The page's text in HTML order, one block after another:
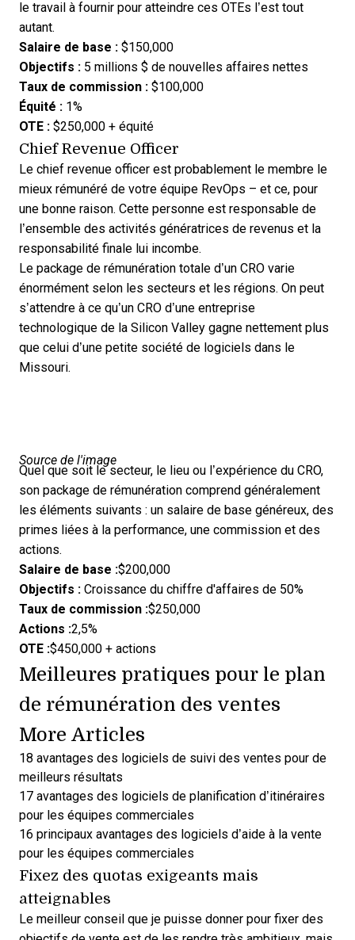
le travail à fournir pour atteindre ces OTEs l’est tout
autant.
Salaire de base : $150,000
Objectifs : 5 millions $ de nouvelles affaires nettes
Taux de commission : $100,000
Équité : 1%
OTE : $250,000 + équité
Chief Revenue Officer
Le chief revenue officer est probablement le membre le
mieux rémunéré de votre équipe RevOps – et ce, pour
une bonne raison. Cette personne est responsable de
l’ensemble des activités génératrices de revenus et la
responsabilité finale lui incombe.
Le package de rémunération totale d’un CRO varie
énormément selon les secteurs et les régions. On peut
s’attendre à ce qu’un CRO d’une entreprise
technologique de la Silicon Valley gagne nettement plus
que celui d’une petite société de logiciels dans le
Missouri.
Source de l'image
Quel que soit le secteur, le lieu ou l’expérience du CRO,
son package de rémunération comprend généralement
les éléments suivants : un salaire de base généreux, des
primes liées à la performance, une commission et des
actions.
Salaire de base :$200,000
Objectifs : Croissance du chiffre d'affaires de 50%
Taux de commission :$250,000
Actions :2,5%
OTE :$450,000 + actions
Meilleures pratiques pour le plan
de rémunération des ventes
More Articles
18 avantages des logiciels de suivi des ventes pour de
meilleurs résultats
17 avantages des logiciels de planification d’itinéraires
pour les équipes commerciales
16 principaux avantages des logiciels d’aide à la vente
pour les équipes commerciales
Fixez des quotas exigeants mais
atteignables
Le meilleur conseil que je puisse donner pour fixer des